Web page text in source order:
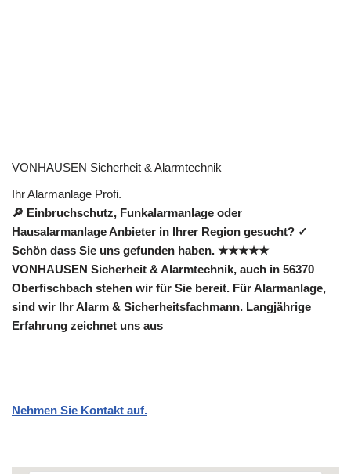
VONHAUSEN Sicherheit & Alarmtechnik
Ihr Alarmanlage Profi.
🔎 Einbruchschutz, Funkalarmanlage oder
Hausalarmanlage Anbieter in Ihrer Region gesucht? ✓
Schön dass Sie uns gefunden haben. ★★★★★
VONHAUSEN Sicherheit & Alarmtechnik, auch in 56370
Oberfischbach stehen wir für Sie bereit. Für Alarmanlage,
sind wir Ihr Alarm & Sicherheitsfachmann. Langjährige
Erfahrung zeichnet uns aus
Nehmen Sie Kontakt auf.